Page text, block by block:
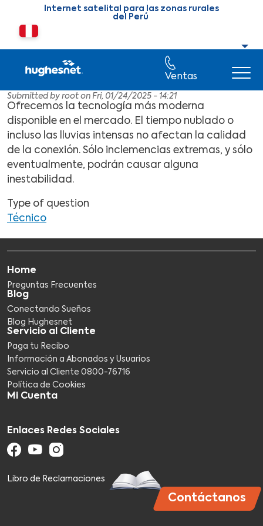
Skip to main content
Internet satelital para las zonas rurales
del Perú
Cambiar país o región
Ventas
Contáctanos
Submitted by root on Fri, 01/24/2025 - 14:21
Ofrecemos la tecnología más moderna
disponible en el mercado. El tiempo nublado o
incluso las lluvias intensas no afectan la calidad
de la conexión. Sólo inclemencias extremas, y sólo
eventualmente, podrán causar alguna
inestabilidad.
Type of question
Técnico
Home
Preguntas Frecuentes
Blog
Conectando Sueños
Blog Hughesnet
Servicio al Cliente
Paga tu Recibo
Información a Abonados y Usuarios
Servicio al Cliente 0800-76716​
Política de Cookies
Mi Cuenta
Enlaces Redes Sociales
Libro de Reclamaciones